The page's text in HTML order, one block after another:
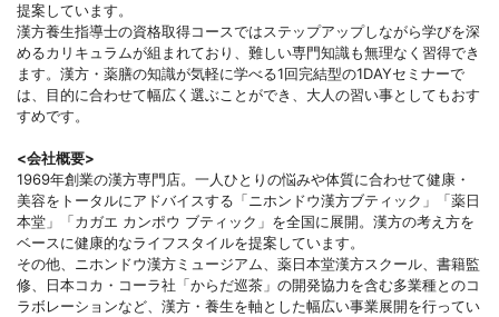
提案しています。
漢方養生指導士の資格取得コースではステップアップしながら学びを深
めるカリキュラムが組まれており、難しい専門知識も無理なく習得でき
ます。漢方・薬膳の知識が気軽に学べる1回完結型の1DAYセミナーで
は、目的に合わせて幅広く選ぶことができ、大人の習い事としてもおす
すめです。
<会社概要>
1969年創業の漢方専門店。一人ひとりの悩みや体質に合わせて健康・
美容をトータルにアドバイスする「ニホンドウ漢方ブティック」「薬日
本堂」「カガエ カンポウ ブティック」を全国に展開。漢方の考え方を
ベースに健康的なライフスタイルを提案しています。
その他、ニホンドウ漢方ミュージアム、薬日本堂漢方スクール、書籍監
修、日本コカ・コーラ社「からだ巡茶」の開発協力を含む多業種とのコ
ラボレーションなど、漢方・養生を軸とした幅広い事業展開を行ってい